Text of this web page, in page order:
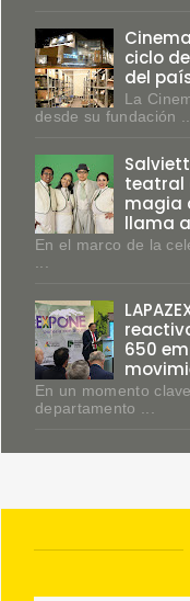
ciclo
del
La
desde su fundación ...
teatral
magia
llama
En el marco de la
650
En un momento
departamento ...